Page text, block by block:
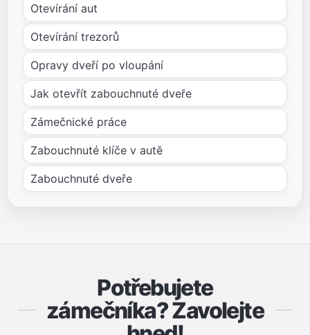
Otevírání aut
Otevírání trezorů
Opravy dveří po vloupání
Jak otevřít zabouchnuté dveře
Zámečnické práce
Zabouchnuté klíče v autě
Zabouchnuté dveře
Potřebujete
zámečníka? Zavolejte